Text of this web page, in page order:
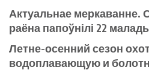
Актуальнае меркаванне.
раёна папоўнілі 22
Летне-осенний сезон
водоплавающую и